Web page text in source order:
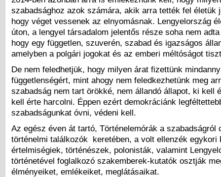
szabadsághoz azok számára, akik arra tették fel életük
hogy véget vessenek az elnyomásnak. Lengyelország
úton, a lengyel társadalom jelentős része soha nem
hogy egy független, szuverén, szabad és igazságos
amelyben a polgári jogokat és az emberi méltóságot
De nem feledhetjük, hogy milyen árat fizettünk
függetlenségért, mint ahogy nem feledkezhetünk meg
szabadság nem tart örökké, nem állandó állapot, ki kell
kell érte harcolni. Éppen ezért demokráciánk
szabadságunkat óvni, védeni kell.
Az egész éven át tartó, Történelemórák a szabadságról
történelmi találkozók keretében, a volt ellenzék egykori
értelmiségiek, történészek, polonisták, valamint
történetével foglalkozó szakemberek-kutatók osztják
élményeiket, emlékeiket, meglátásaikat.